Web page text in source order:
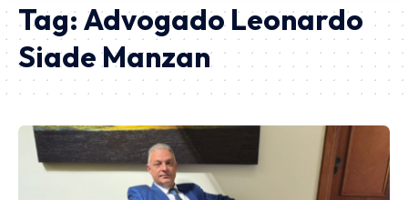
Tag: Advogado Leonardo
Siade Manzan